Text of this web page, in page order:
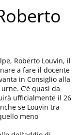
Roberto Louvin, il
a fare il docente
in Consiglio alla
C’è quasi da
ufficialmente il 26
se Louvin tra
meno